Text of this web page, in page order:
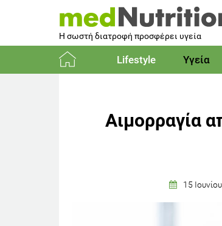
Η σωστή διατροφή προσφέρει υγεία
Lifestyle Υγεία
Αιμορραγία
15